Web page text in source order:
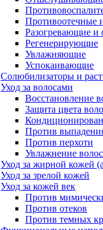
Противоотечные
Разогревающие
Регенерирующие
Увлажняющие
Успокаивающие
Солюбилизаторы и
Уход за волосами
Восстановление
Защита цвета
Против
Против перхоти
Увлажнение волос
Уход за жирной кожей
Уход за зрелой кожей
Уход за кожей век
Против
Против отеков
Против темных